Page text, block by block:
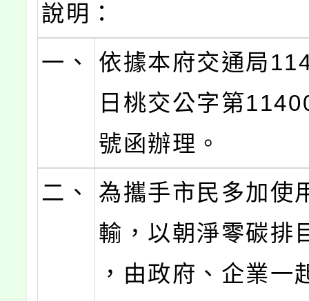
說明：
一、
依據本府交通局
日桃交公字第
號函辦理。
二、
為攜手市民多加使
輸，以朝淨零碳排
，由政府、企業一